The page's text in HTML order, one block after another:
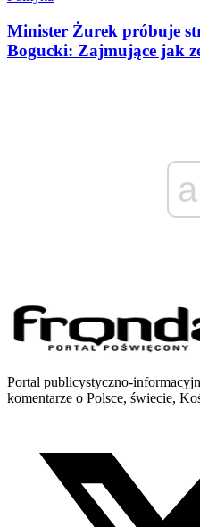
Minister Żurek próbuje
Bogucki: Zajmujące jak
Portal publicystyczno-
komentarze o Polsce, świecie,